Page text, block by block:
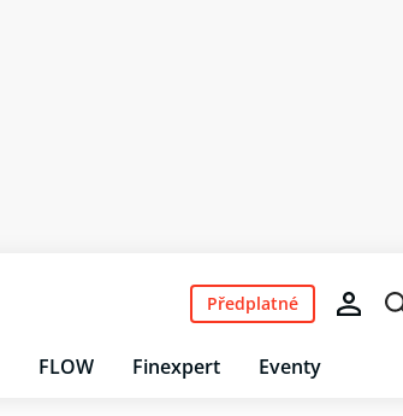
FLOW Finexpert Eventy
Předplatné